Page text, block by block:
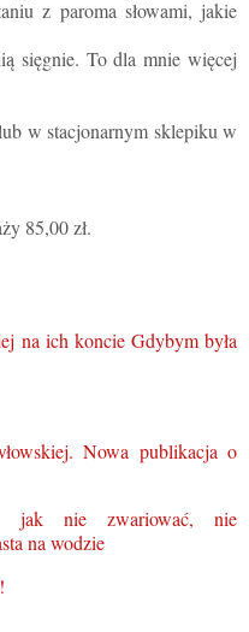
z paroma słowami, jakie
sięgnie. To dla mnie więcej
w stacjonarnym sklepiku w
85,00 zł.
na ich koncie Gdybym była
Nowa publikacja o
jak nie zwariować, nie
na wodzie